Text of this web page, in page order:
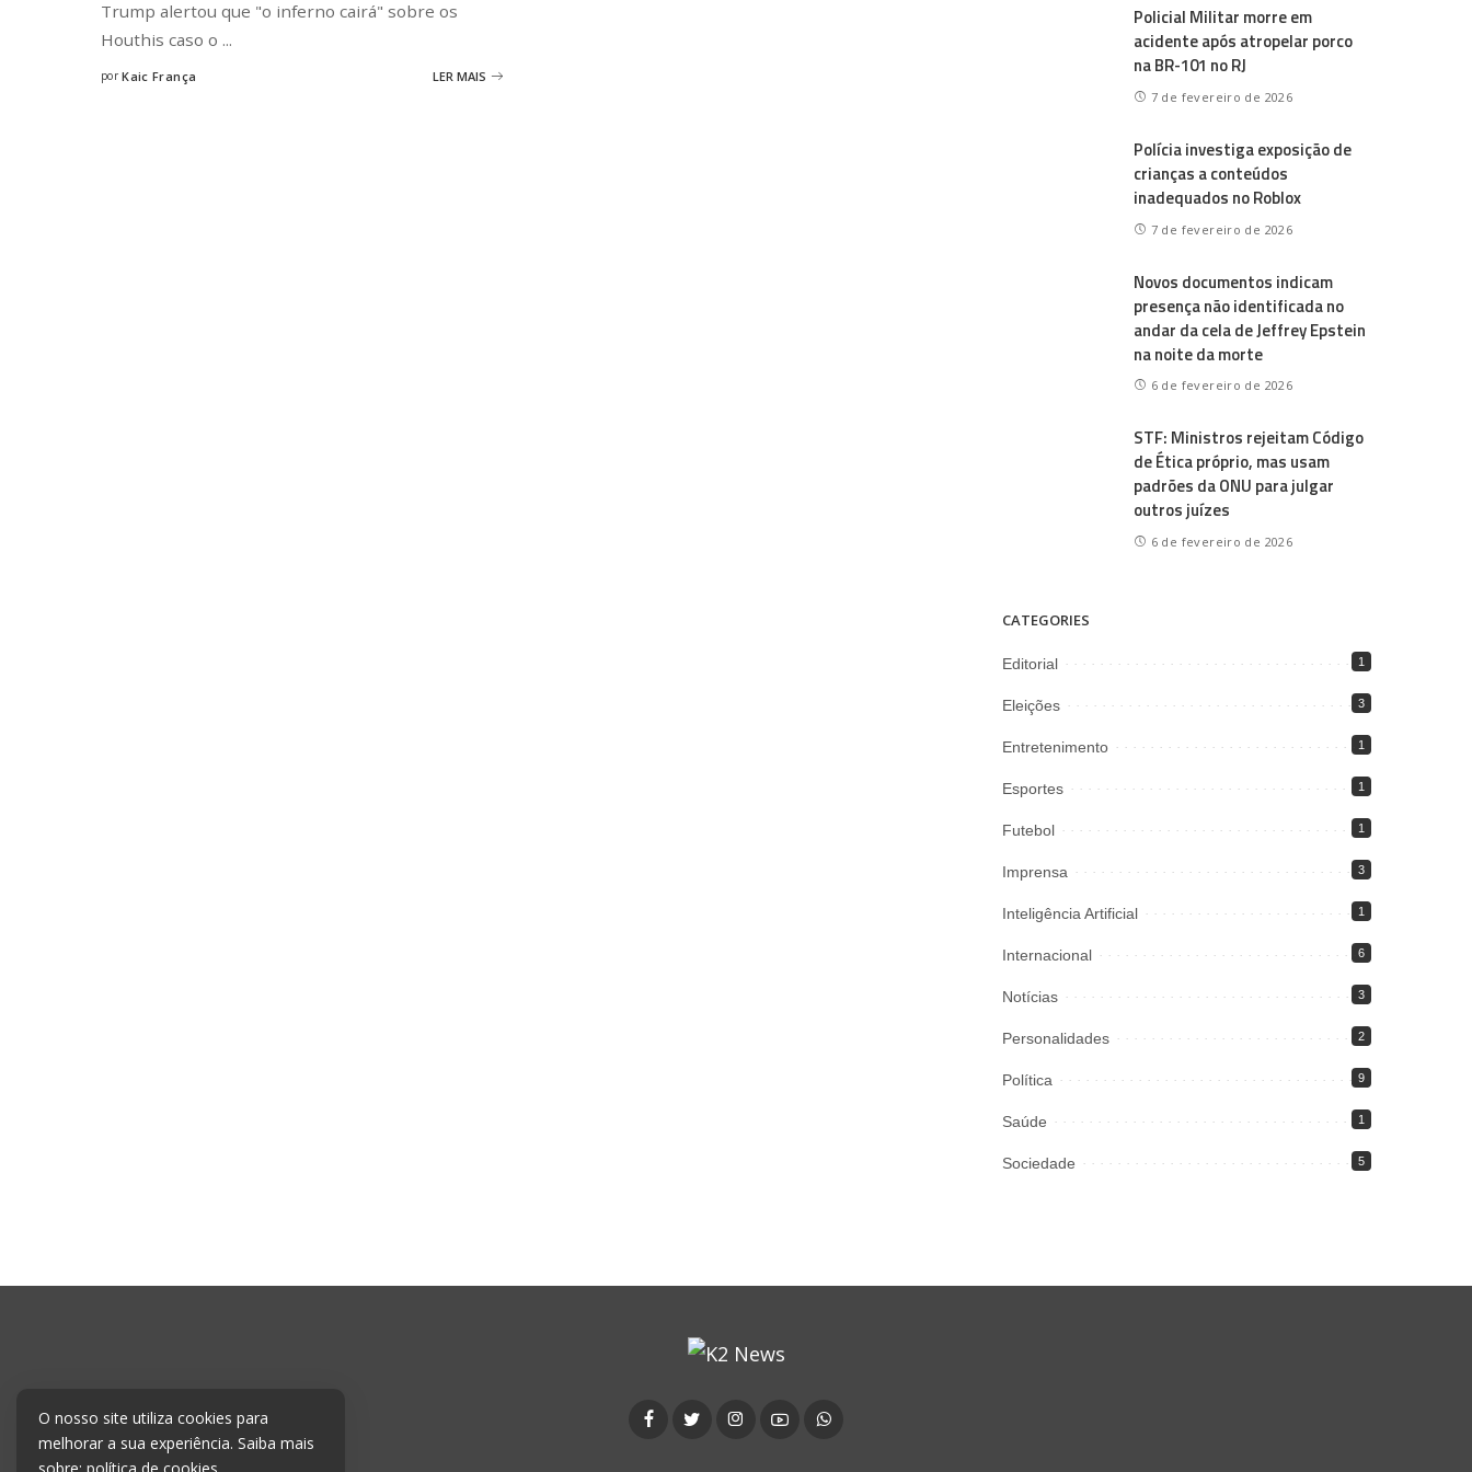
Trump alertou que "o inferno cairá" sobre os
Houthis caso o ...
Posted
por Kaic França LER MAIS
Policial Militar morre em
acidente após atropelar porco
na BR-101 no RJ
7 de fevereiro de 2026
Polícia investiga exposição de
crianças a conteúdos
inadequados no Roblox
7 de fevereiro de 2026
Novos documentos indicam
presença não identificada no
andar da cela de Jeffrey Epstein
na noite da morte
6 de fevereiro de 2026
STF: Ministros rejeitam Código
de Ética próprio, mas usam
padrões da ONU para julgar
outros juízes
6 de fevereiro de 2026
CATEGORIES
Editorial 1
Eleições 3
Entretenimento 1
Esportes 1
Futebol 1
Imprensa 3
Inteligência Artificial 1
Internacional 6
Notícias 3
Personalidades 2
Política 9
Saúde 1
Sociedade 5
O nosso site utiliza cookies para
melhorar a sua experiência. Saiba mais